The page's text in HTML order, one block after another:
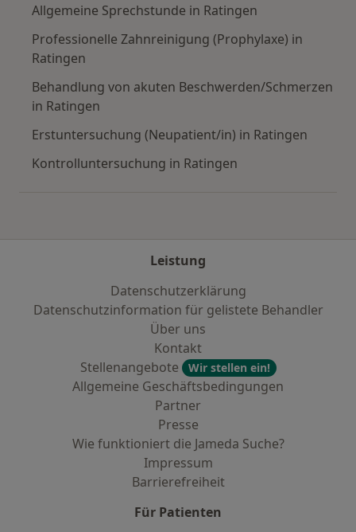
Allgemeine Sprechstunde in Ratingen
Professionelle Zahnreinigung (Prophylaxe) in
Ratingen
Behandlung von akuten Beschwerden/Schmerzen
in Ratingen
Erstuntersuchung (Neupatient/in) in Ratingen
Kontrolluntersuchung in Ratingen
Leistung
Datenschutzerklärung
Datenschutzinformation für gelistete Behandler
Über uns
Kontakt
Stellenangebote
Wir stellen ein!
Allgemeine Geschäftsbedingungen
Partner
Presse
Wie funktioniert die Jameda Suche?
Impressum
Barrierefreiheit
Für Patienten